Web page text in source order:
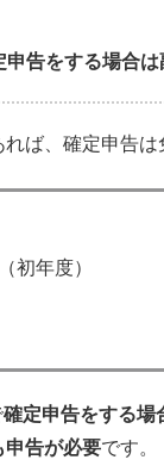
申告をする場合
ば、確定申告
初年度）
確定申告をする場
申告が必要です。